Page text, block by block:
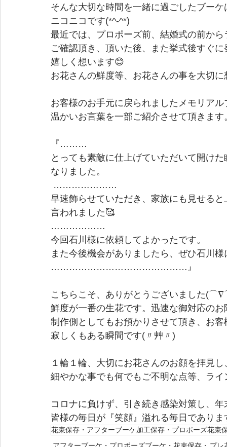
そんな大切な時間を一緒に過ごしたブー
ニコニコです(*^-^*)
最近では、プロポーズ前、結婚式の前か
ご確認頂き、頂いた後、また挙式後
嬉しく想います😊
お花さんの鮮度等、お花さんの事を大切
お客様のお手元に戻られましたメモリアル
温かいお言葉を一部ご紹介させて頂きます
『………
とっても素敵に仕上げていただいて開け
なりました。
…………………
早速飾らせていただき、家族にも見せる
言われました🥰
………………
今回石川様に依頼してよかったです。
また今後機会がありましたら、ぜひ石川
………………………………………』
こちらこそ、ありがとうございました
鮮度が一番の生花です。迅速な御対応の
制作側としてもお預かりさせて頂き、お
寂しくもある瞬間です(〃艸〃)
１輪１輪、大切にお花さんのお顔を拝見
細やかな事でも何でもご不明な点等、ラ
コロナに負けず、引き続き感染対策し、
皆様の毎日が『笑顔』溢れる毎日であり
花束保存・アフターブーケ加工保存・プロポーズ花束